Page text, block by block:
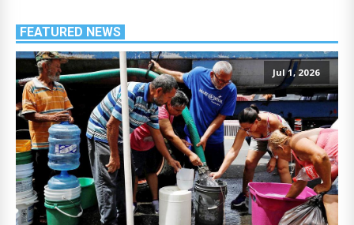
FEATURED NEWS
Jul 1, 2026